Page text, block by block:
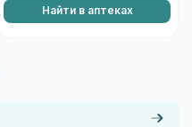
Найти в аптеках